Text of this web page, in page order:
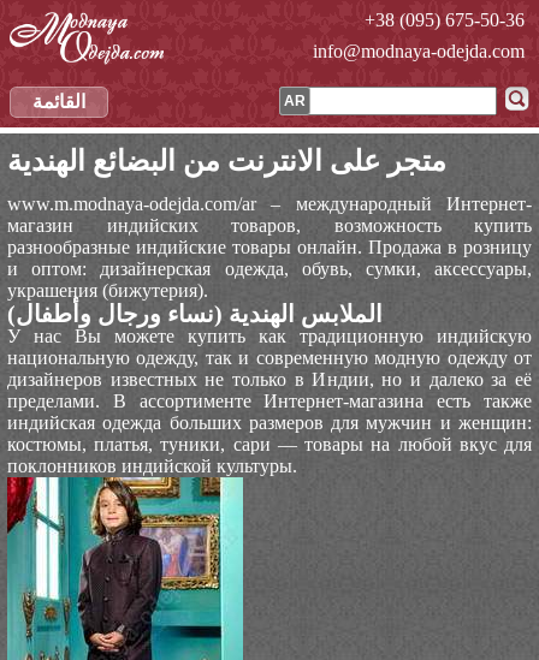
+38 (095) 675-50-36
info@modnaya-odejda.com
AR القائمة
متجر على الانترنت من البضائع الهندية
www.m.modnaya-odejda.com/ar – международный Интернет-
магазин индийских товаров, возможность купить
разнообразные индийские товары онлайн. Продажа в розницу
и оптом: дизайнерская одежда, обувь, сумки, аксессуары,
украшения (бижутерия).
الملابس الهندية (نساء ورجال وأطفال)
У нас Вы можете купить как традиционную индийскую
национальную одежду, так и современную модную одежду от
дизайнеров известных не только в Индии, но и далеко за её
пределами. В ассортименте Интернет-магазина есть также
индийская одежда больших размеров для мужчин и женщин:
костюмы, платья, туники, сари — товары на любой вкус для
поклонников индийской культуры.